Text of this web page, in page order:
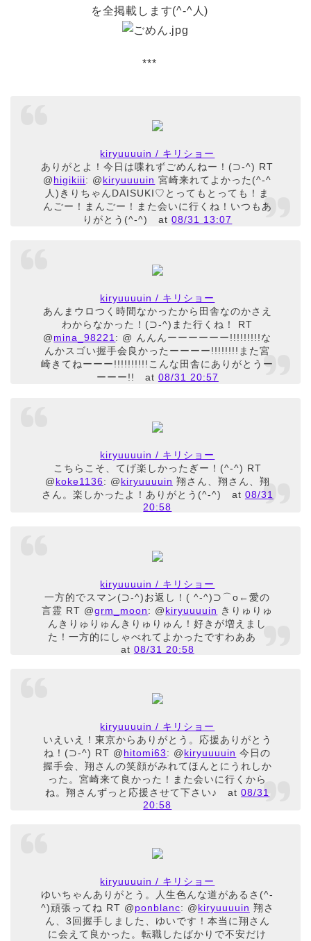
を全掲載します(^-^人)
***
kiryuuuuin / キリショー
ありがとよ！今日は喋れずごめんねー！(⊃-^) RT
@higikiii: @kiryuuuuin 宮崎来れてよかった(^-^
人)きりちゃんDAISUKI♡とってもとっても！ま
んごー！まんごー！また会いに行くね！いつもあ
りがとう(^-^)
at08/31 13:07
kiryuuuuin / キリショー
あんまウロつく時間なかったから田舎なのかさえ
わからなかった！(⊃-^)また行くね！ RT
@mina_98221 : @ んんんーーーーーー!!!!!!!!!な
んかスゴい握手会良かったーーーー!!!!!!!!また宮
崎きてねーーー!!!!!!!!!!こんな田舎にありがとうー
ーーー!!
at 08/31 20:57
kiryuuuuin / キリショー
こちらこそ、てげ楽しかったぎー！(^-^) RT
@koke1136: @kiryuuuuin 翔さん、翔さん、翔
さん。楽しかったよ！ありがとう(^-^)
at 08/31
20:58
kiryuuuuin / キリショー
一方的でスマン(⊃-^)お返し！( ^-^)⊃⌒ο←愛の
言霊 RT @grm_moon: @kiryuuuuin きりゅりゅ
んきりゅりゅんきりゅりゅん！好きが増えまし
た！一方的にしゃべれてよかったですわああ
at 08/31 20:58
kiryuuuuin / キリショー
いえいえ！東京からありがとう。応援ありがとう
ね！(⊃-^) RT @hitomi63: @kiryuuuuin 今日の
握手会、翔さんの笑顔がみれてほんとにうれしか
った。宮崎来て良かった！また会いに行くから
ね。翔さんずっと応援させて下さい♪
at08/31
20:58
kiryuuuuin / キリショー
ゆいちゃんありがとう。人生色んな道があるさ(^-
^)頑張ってね RT @ponblanc: @kiryuuuuin 翔さ
ん、3回握手しました、ゆいです！本当に翔さん
に会えて良かった。転職したばかりで不安だけ